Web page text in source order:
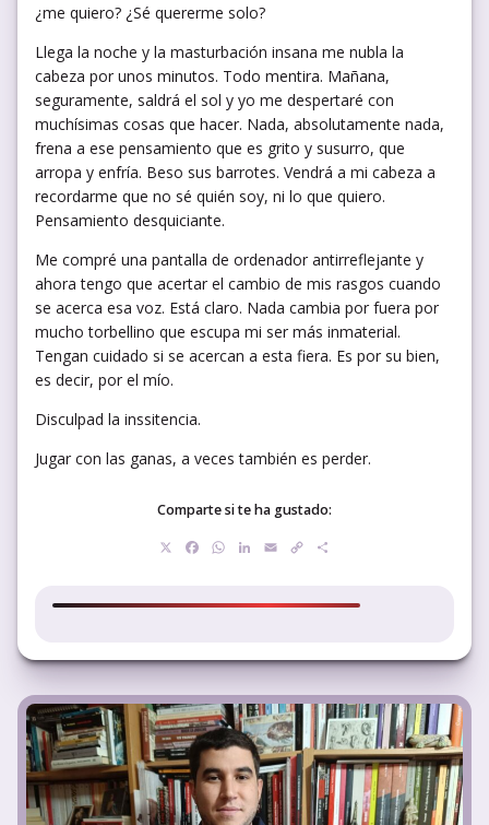
¿me quiero? ¿Sé quererme solo?
Llega la noche y la masturbación insana me nubla la
cabeza por unos minutos. Todo mentira. Mañana,
seguramente, saldrá el sol y yo me despertaré con
muchísimas cosas que hacer. Nada, absolutamente nada,
frena a ese pensamiento que es grito y susurro, que
arropa y enfría. Beso sus barrotes. Vendrá a mi cabeza a
recordarme que no sé quién soy, ni lo que quiero.
Pensamiento desquiciante.
Me compré una pantalla de ordenador antirreflejante y
ahora tengo que acertar el cambio de mis rasgos cuando
se acerca esa voz. Está claro. Nada cambia por fuera por
mucho torbellino que escupa mi ser más inmaterial.
Tengan cuidado si se acercan a esta fiera. Es por su bien,
es decir, por el mío.
Disculpad la inssitencia.
Jugar con las ganas, a veces también es perder.
Comparte si te ha gustado:
Facebook
WhatsApp
LinkedIn
EmailCopy